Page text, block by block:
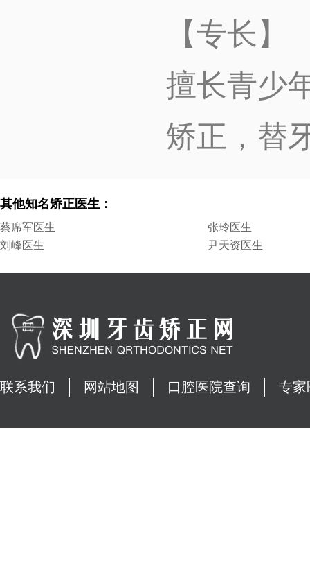
【专长】
擅长青少
矫正，替
其他知名矫正医生：
蔡席军医生
张玲医生
刘峰医生
尹天资医生
联系我们 网站地图 口腔医院查询 专家